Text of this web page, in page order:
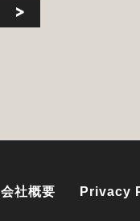
会社概要 Privacy